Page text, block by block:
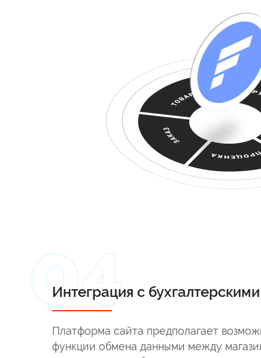
Интеграция с
Платформа сайта предполагает
функции обмена данными между